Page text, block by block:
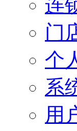
连
门
个
系
用